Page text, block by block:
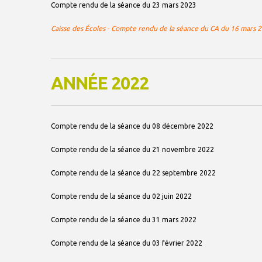
Compte rendu de la séance du 23 mars 2023
Caisse des Écoles - Compte rendu de la séance du CA du 16 mars
ANNÉE 2022
Compte rendu de la séance du 08 décembre 2022
Compte rendu de la séance du 21 novembre 2022
Compte rendu de la séance du 22 septembre 2022
Compte rendu de la séance du 02 juin 2022
Compte rendu de la séance du 31 mars 2022
Compte rendu de la séance du 03 février 2022